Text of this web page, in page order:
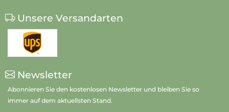
Unsere Versandarten
Newsletter
Abonnieren Sie den kostenlosen Newsletter und bleiben Sie so
immer auf dem aktuellsten Stand.